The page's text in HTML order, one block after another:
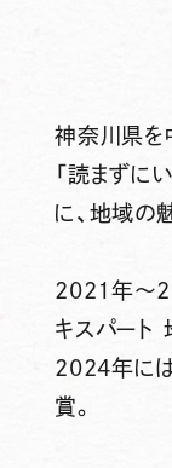
神奈川県を
「読まずに
に、地域の
2021年～
キスパート
2024年に
賞。